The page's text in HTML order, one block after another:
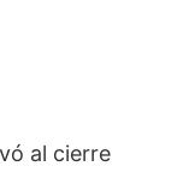
al cierre